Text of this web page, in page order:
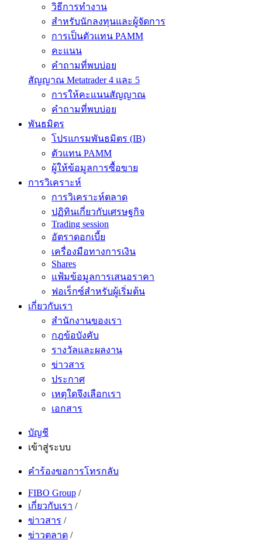
วิธีการทำงาน
สำหรับนักลงทุนและผู้จัดการ
การเป็นตัวแทน PAMM
คะแนน
คำถามที่พบบ่อย
สัญญาณ Metatrader 4 และ 5
การให้คะแนนสัญญาณ
คำถามที่พบบ่อย
พันธมิตร
โปรแกรมพันธมิตร (IB)
ตัวแทน PAMM
ผู้ให้ข้อมูลการซื้อขาย
การวิเคราะห์
การวิเคราะห์ตลาด
ปฏิทินเกี่ยวกับเศรษฐกิจ
Trading session
อัตราดอกเบี้ย
เครื่องมือทางการเงิน
Shares
แฟ้มข้อมูลการเสนอราคา
ฟอเร็กซ์สำหรับผู้เริ่มต้น
เกี่ยวกับเรา
สำนักงานของเรา
กฎข้อบังคับ
รางวัลและผลงาน
ข่าวสาร
ประกาศ
เหตุใดจึงเลือกเรา
เอกสาร
บัญชี
เข้าสู่ระบบ
คำร้องขอการโทรกลับ
FIBO Group /
เกี่ยวกับเรา /
ข่าวสาร /
ข่าวตลาด /